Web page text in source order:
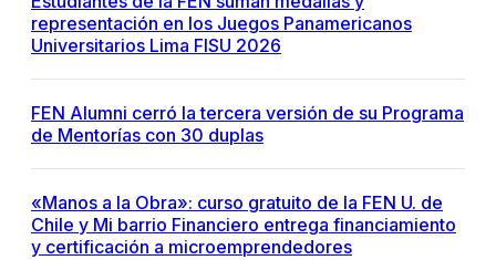
representación en los Juegos Panamericanos
Universitarios Lima FISU 2026
FEN Alumni cerró la tercera versión de su Programa
de Mentorías con 30 duplas
«Manos a la Obra»: curso gratuito de la FEN U. de
Chile y Mi barrio Financiero entrega financiamiento
y certificación a microemprendedores